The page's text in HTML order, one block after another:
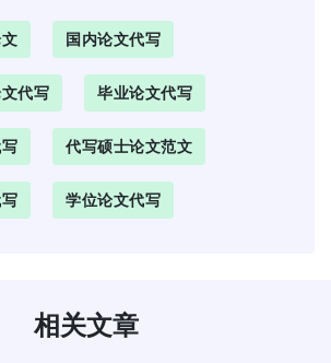
国内论文代写
代写 毕业论文代写
代写硕士论文范文
学位论文代写
相关文章